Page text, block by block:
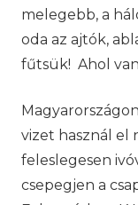
melegebb, a
oda az ajtók,
fűtsük! Ahol
vizet használ el
feleslegesen
csepegjen a